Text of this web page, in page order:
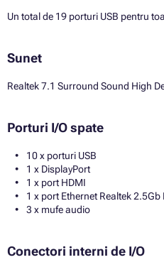
Un total de 19 porturi USB pentru
Sunet
Realtek 7.1 Surround Sound High
Porturi I/O spate
10 x porturi USB
1 x DisplayPort
1 x port HDMI
1 x port Ethernet Realtek 2.5Gb
3 x mufe audio
Conectori interni de I/O